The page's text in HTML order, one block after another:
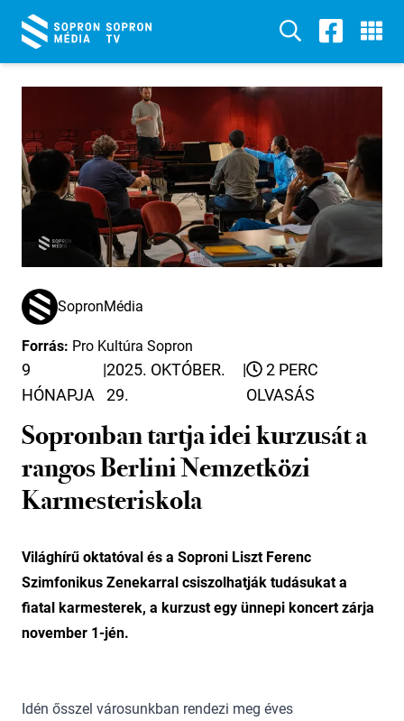
SopronMédia
Forrás: Pro Kultúra Sopron
9
HÓNAPJA
|2025. OKTÓBER.
29.
|
2 PERC
OLVASÁS
Sopronban tartja idei kurzusát a
rangos Berlini Nemzetközi
Karmesteriskola
Világhírű oktatóval és a Soproni Liszt Ferenc
Szimfonikus Zenekarral csiszolhatják tudásukat a
fiatal karmesterek, a kurzust egy ünnepi koncert zárja
november 1-jén.
Idén ősszel városunkban rendezi meg éves